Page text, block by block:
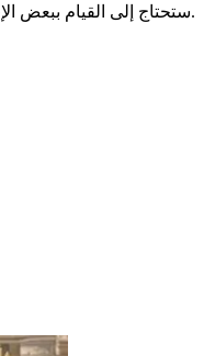
ستحتاج إلى القيام ببعض. يمكنك التسجيل للحصول على رخصة، تجديدها، أو طلب رخصة دولية هناك.